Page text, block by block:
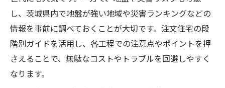
茨城県注文住宅の快適さを左右する断熱性
能
災害に強い注文住宅を建てるための注意点
注文住宅で家族の安全を優先するための方
し、茨城県内で地盤が強い地域や災害ランキングなどの
情報を事前に調べておくことが大切です。注文住宅の段
階別ガイドを活用し、各工程での注意点やポイントを押
さえることで、無駄なコストやトラブルを回避しやすく
なります。